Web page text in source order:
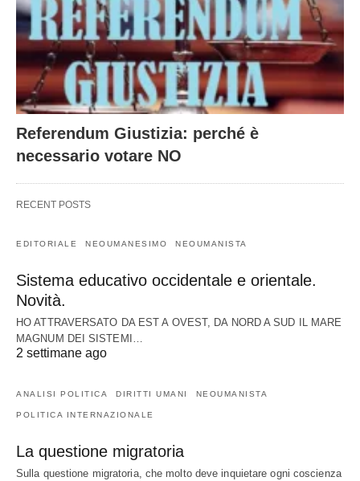
Referendum Giustizia: perché è
necessario votare NO
RECENT POSTS
EDITORIALE NEOUMANESIMO NEOUMANISTA
Sistema educativo occidentale e orientale.
Novità.
HO ATTRAVERSATO DA EST A OVEST, DA NORD A SUD IL MARE
MAGNUM DEI SISTEMI…
2 settimane ago
ANALISI POLITICA DIRITTI UMANI NEOUMANISTA
POLITICA INTERNAZIONALE
La questione migratoria
Sulla questione migratoria, che molto deve inquietare ogni coscienza